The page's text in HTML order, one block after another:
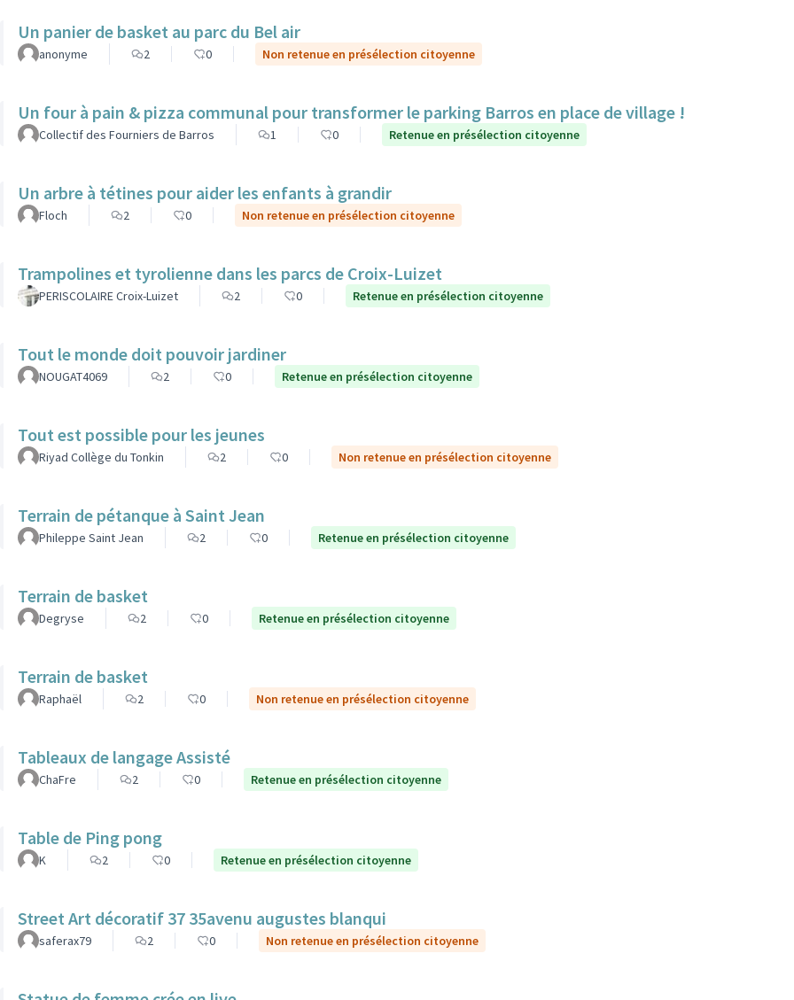
Un panier de basket au parc du Bel air
anonyme 2 0 Non retenue en présélection citoyenne
Un four à pain & pizza communal pour transformer le parking Barros en place de village !
Collectif des Fourniers de Barros 1 0 Retenue en présélection citoyenne
Un arbre à tétines pour aider les enfants à grandir
Floch 2 0 Non retenue en présélection citoyenne
Trampolines et tyrolienne dans les parcs de Croix-Luizet
PERISCOLAIRE Croix-Luizet 2 0 Retenue en présélection citoyenne
Tout le monde doit pouvoir jardiner
NOUGAT4069 2 0 Retenue en présélection citoyenne
Tout est possible pour les jeunes
Riyad Collège du Tonkin 2 0 Non retenue en présélection citoyenne
Terrain de pétanque à Saint Jean
Phileppe Saint Jean 2 0 Retenue en présélection citoyenne
Terrain de basket
Degryse 2 0 Retenue en présélection citoyenne
Terrain de basket
Raphaël 2 0 Non retenue en présélection citoyenne
Tableaux de langage Assisté
ChaFre 2 0 Retenue en présélection citoyenne
Table de Ping pong
K 2 0 Retenue en présélection citoyenne
Street Art décoratif 37 35avenu augustes blanqui
saferax79 2 0 Non retenue en présélection citoyenne